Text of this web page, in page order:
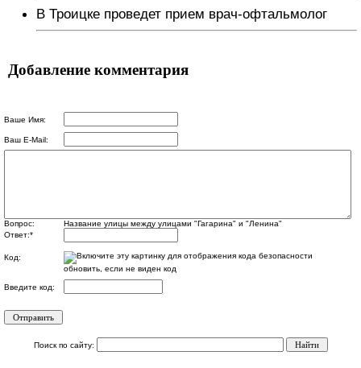
В Троицке проведет прием врач-офтальмолог
Добавление комментария
Ваше Имя:
Ваш E-Mail:
Вопрос:
Название улицы между улицами "Гагарина" и "Ленина"
Ответ:*
Код:
обновить, если не виден код
Введите код:
Поиск по сайту: